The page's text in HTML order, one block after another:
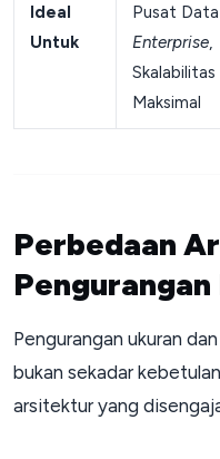
Ideal
Untuk
Pusat Data
Enterprise,
Skalabilitas
Maksimal
Perbedaan
Pengurangan
Pengurangan ukuran
bukan sekadar
arsitektur yang